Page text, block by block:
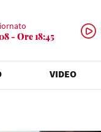
- Ore 18:45
VIDEO